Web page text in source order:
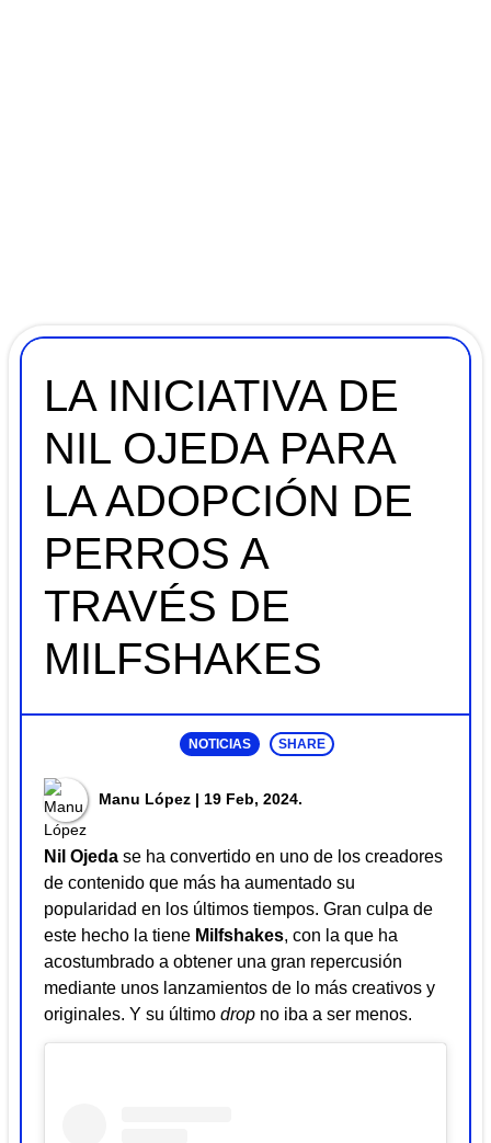
LA INICIATIVA DE
NIL OJEDA PARA
LA ADOPCIÓN DE
PERROS A
TRAVÉS DE
MILFSHAKES
NOTICIAS SHARE
Manu López | 19 Feb, 2024.
Nil Ojeda se ha convertido en uno de los creadores
de contenido que más ha aumentado su
popularidad en los últimos tiempos. Gran culpa de
este hecho la tiene Milfshakes, con la que ha
acostumbrado a obtener una gran repercusión
mediante unos lanzamientos de lo más creativos y
originales. Y su último drop no iba a ser menos.